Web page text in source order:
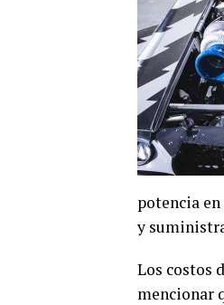
potencia
y
Los costos
mencionar